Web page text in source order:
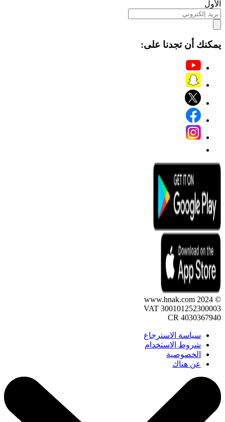
الأول
يمكنك أن تجدنا على:
© 2024 www.hnak.com
VAT 300101252300003
CR 4030367940
سياسة الاسترجاع
شروط الاستخدام
الخصوصية
عن هناك